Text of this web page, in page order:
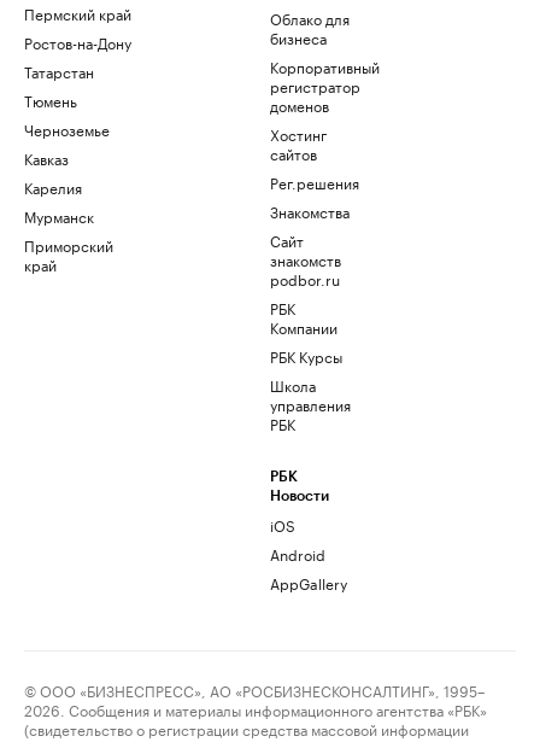
Пермский край
Ростов-на-Дону
Татарстан
Тюмень
Черноземье
Кавказ
Карелия
Мурманск
Приморский
край
Облако для
бизнеса
Корпоративный
регистратор
доменов
Хостинг
сайтов
Рег.решения
Знакомства
Сайт
знакомств
podbor.ru
РБК
Компании
РБК Курсы
Школа
управления
РБК
РБК
Новости
iOS
Android
AppGallery
© ООО «БИЗНЕСПРЕСС», АО «РОСБИЗНЕСКОНСАЛТИНГ», 1995–
2026. Сообщения и материалы информационного агентства «РБК»
(свидетельство о регистрации средства массовой информации